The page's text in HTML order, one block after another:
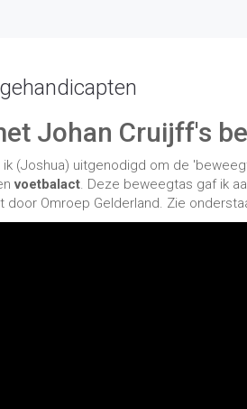
Johan Cruijff's
(Joshua) uitgenodigd om de
voetbalact. Deze beweegtas gaf ik
Omroep Gelderland. Zie